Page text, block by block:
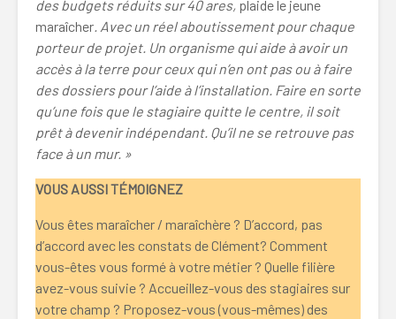
des budgets réduits sur 40 ares, plaide le jeune
maraîcher. Avec un réel aboutissement pour chaque
porteur de projet. Un organisme qui aide à avoir un
accès à la terre pour ceux qui n’en ont pas ou à faire
des dossiers pour l’aide à l’installation. Faire en sorte
qu’une fois que le stagiaire quitte le centre, il soit
prêt à devenir indépendant. Qu’il ne se retrouve pas
face à un mur. »
VOUS AUSSI TÉMOIGNEZ
Vous êtes maraîcher / maraîchère ? D’accord, pas
d’accord avec les constats de Clément? Comment
vous-êtes vous formé à votre métier ? Quelle filière
avez-vous suivie ? Accueillez-vous des stagiaires sur
votre champ ? Proposez-vous (vous-mêmes) des